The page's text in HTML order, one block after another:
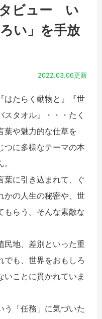
ビュー い
い」を手放
2022.03.06更新
はたらく動物と』『世
タオル』・・・たく
葉や魅力的な仕草を
つに多様なテーマの本
に引き込まれて、ぐ
かの人生の秘密や、世
もらう。そんな素敵な
地、差別といった重
でも、世界をおもしろ
いことに貫かれていま
う「任務」に気づいた